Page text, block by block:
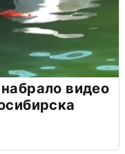
видео